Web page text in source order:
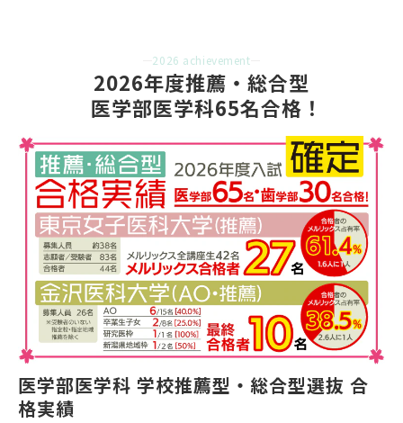
2026 achievement
2026年度推薦・総合型
  医学部医学科65名合格！
医学部医学科 学校推薦型・総合型選抜 合
格実績